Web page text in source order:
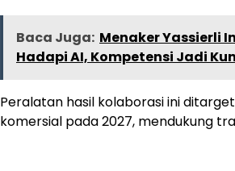
Baca Juga: Menaker Yassierli
Hadapi AI, Kompetensi Jadi
Peralatan hasil kolaborasi ini
komersial pada 2027, mendukung